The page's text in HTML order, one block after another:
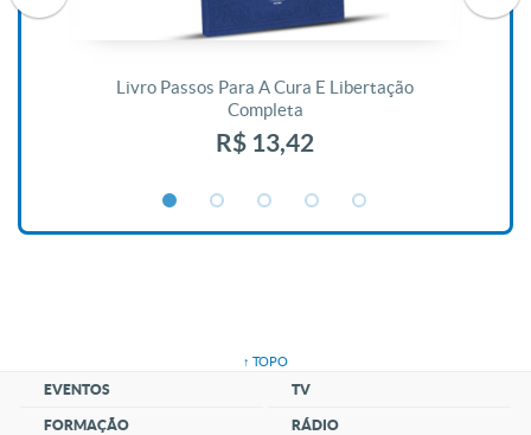
Livro Passos Para A Cura E Libertação
Completa
R$ 13,42
↑ TOPO
EVENTOS
FORMAÇÃO
TV
RÁDIO